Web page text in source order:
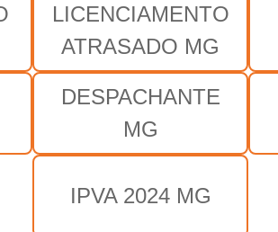
LICENCIAMENTO
ATRASADO MG
DESPACHANTE
MG
IPVA 2024 MG